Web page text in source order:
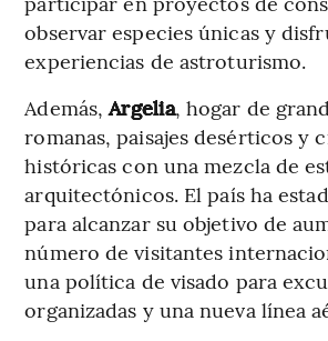
observar especies únicas y
experiencias de astroturismo.
Además,Argelia, hogar de
romanas, paisajes desérticos y
históricas con una mezcla de
arquitectónicos. El país ha
para alcanzar su objetivo de
número de visitantes
una política de visado para
organizadas y una nueva línea